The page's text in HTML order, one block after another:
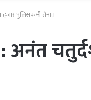
पुलिसकर्मी तैनात